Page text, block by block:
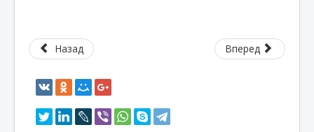
Назад Вперед